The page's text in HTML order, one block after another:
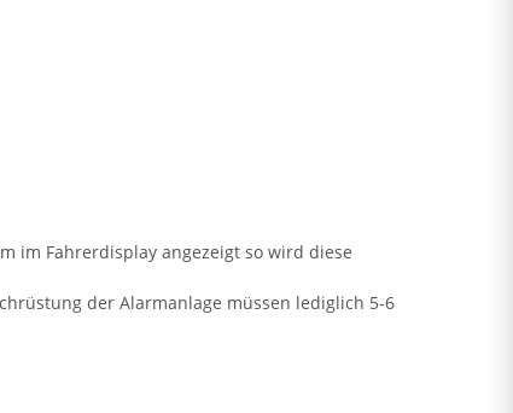
im Fahrerdisplay angezeigt so wird diese
der Alarmanlage müssen lediglich 5-6